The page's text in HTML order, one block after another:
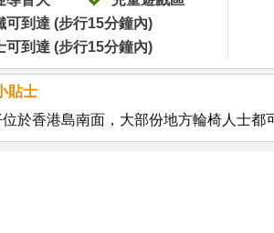
可到達 (步行15分鐘內)
可到達 (步行15分鐘內)
貼士
於香港島南面，大部份地方輪椅人士都